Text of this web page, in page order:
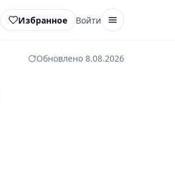
Избранное Войти
Обновлено 8.08.2026